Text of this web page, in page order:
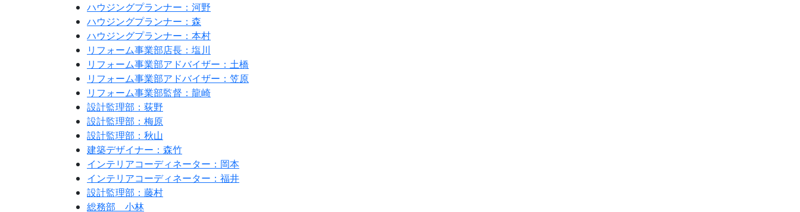
ハウジングプランナー：河野
ハウジングプランナー：森
ハウジングプランナー：本村
リフォーム事業部店長：塩川
リフォーム事業部アドバイザー：土橋
リフォーム事業部アドバイザー：笠原
リフォーム事業部監督：龍崎
設計監理部：荻野
設計監理部：梅原
設計監理部：秋山
建築デザイナー：森竹
インテリアコーディネーター：岡本
インテリアコーディネーター：福井
設計監理部：藤村
総務部 小林